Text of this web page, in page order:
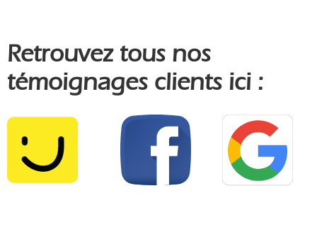
Retrouvez tous nos
témoignages clients ici :